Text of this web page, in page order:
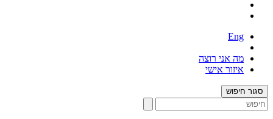
Eng
מה אני רוצה
איזור אישי
סגור חיפוש